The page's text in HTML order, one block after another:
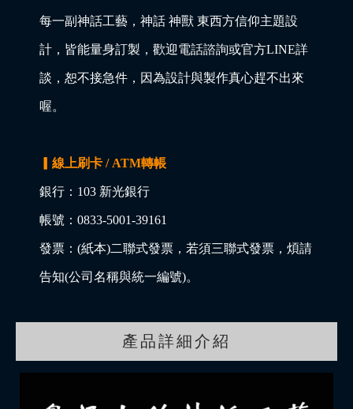
每一副神話工藝，神話 神獸 東西方信仰主題設
計，皆能量身訂製，歡迎電話諮詢或官方LINE詳
談，恕不接急件，因為設計與製作真心趕不出來
喔。
▎線上刷卡 / ATM轉帳
銀行：103 新光銀行
帳號：0833-5001-39161
發票：(紙本)二聯式發票，若須三聯式發票，煩請
告知(公司名稱與統一編號)。
產品詳細介紹